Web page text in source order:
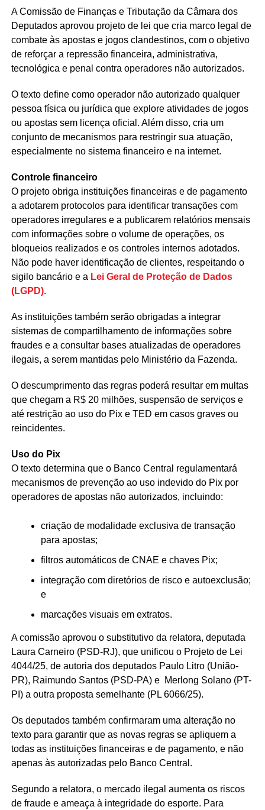
A Comissão de Finanças e Tributação da Câmara dos
Deputados aprovou projeto de lei que cria marco legal de
combate às apostas e jogos clandestinos, com o objetivo
de reforçar a repressão financeira, administrativa,
tecnológica e penal contra operadores não autorizados.
O texto define como operador não autorizado qualquer
pessoa física ou jurídica que explore atividades de jogos
ou apostas sem licença oficial. Além disso, cria um
conjunto de mecanismos para restringir sua atuação,
especialmente no sistema financeiro e na internet.
Controle financeiro
O projeto obriga instituições financeiras e de pagamento
a adotarem protocolos para identificar transações com
operadores irregulares e a publicarem relatórios mensais
com informações sobre o volume de operações, os
bloqueios realizados e os controles internos adotados.
Não pode haver identificação de clientes, respeitando o
sigilo bancário e a Lei Geral de Proteção de Dados
(LGPD).
As instituições também serão obrigadas a integrar
sistemas de compartilhamento de informações sobre
fraudes e a consultar bases atualizadas de operadores
ilegais, a serem mantidas pelo Ministério da Fazenda.
O descumprimento das regras poderá resultar em multas
que chegam a R$ 20 milhões, suspensão de serviços e
até restrição ao uso do Pix e TED em casos graves ou
reincidentes.
Uso do Pix
O texto determina que o Banco Central regulamentará
mecanismos de prevenção ao uso indevido do Pix por
operadores de apostas não autorizados, incluindo:
criação de modalidade exclusiva de transação
para apostas;
filtros automáticos de CNAE e chaves Pix;
integração com diretórios de risco e autoexclusão;
e
marcações visuais em extratos.
A comissão aprovou o substitutivoda relatora, deputada
Laura Carneiro (PSD-RJ), que unificou o Projeto de Lei
4044/25, de autoria dos deputados Paulo Litro (União-
PR), Raimundo Santos (PSD-PA) e Merlong Solano (PT-
PI) a outra proposta semelhante (PL 6066/25).
Os deputados também confirmaram uma alteração no
texto para garantir que as novas regras se apliquem a
todas as instituições financeiras e de pagamento, e não
apenas às autorizadas pelo Banco Central.
Segundo a relatora, o mercado ilegal aumenta os riscos
de fraude e ameaça à integridade do esporte. Para